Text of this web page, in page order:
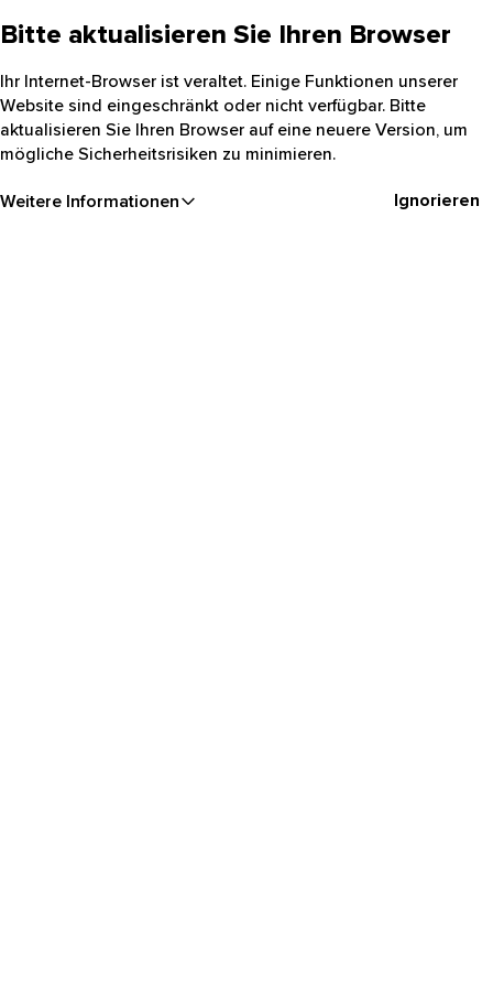
Bitte aktualisieren Sie Ihren Browser
Ihr Internet-Browser ist veraltet. Einige Funktionen unserer
Website sind eingeschränkt oder nicht verfügbar. Bitte
aktualisieren Sie Ihren Browser auf eine neuere Version, um
mögliche Sicherheitsrisiken zu minimieren.
Weitere Informationen Ignorieren